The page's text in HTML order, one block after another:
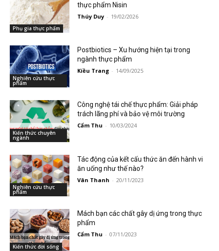
Phụ gia thực phẩm
thực phẩm Nisin
Thúy Duy - 19/02/2026
Nghiên cứu thực
phẩm
Postbiotics – Xu hướng hiện tại trong
ngành thực phẩm
Kiều Trang - 14/09/2025
Kiến thức chuyên
ngành
Công nghệ tái chế thực phẩm: Giải pháp
trách lãng phí và bảo vệ môi trường
Cẩm Thu - 10/03/2024
Nghiên cứu thực
phẩm
Tác động của kết cấu thức ăn đến hành vi
ăn uống như thế nào?
Vân Thanh - 20/11/2023
Kiến thức đời sống
Mách bạn các chất gây dị ứng trong thực
phẩm
Cẩm Thu - 07/11/2023